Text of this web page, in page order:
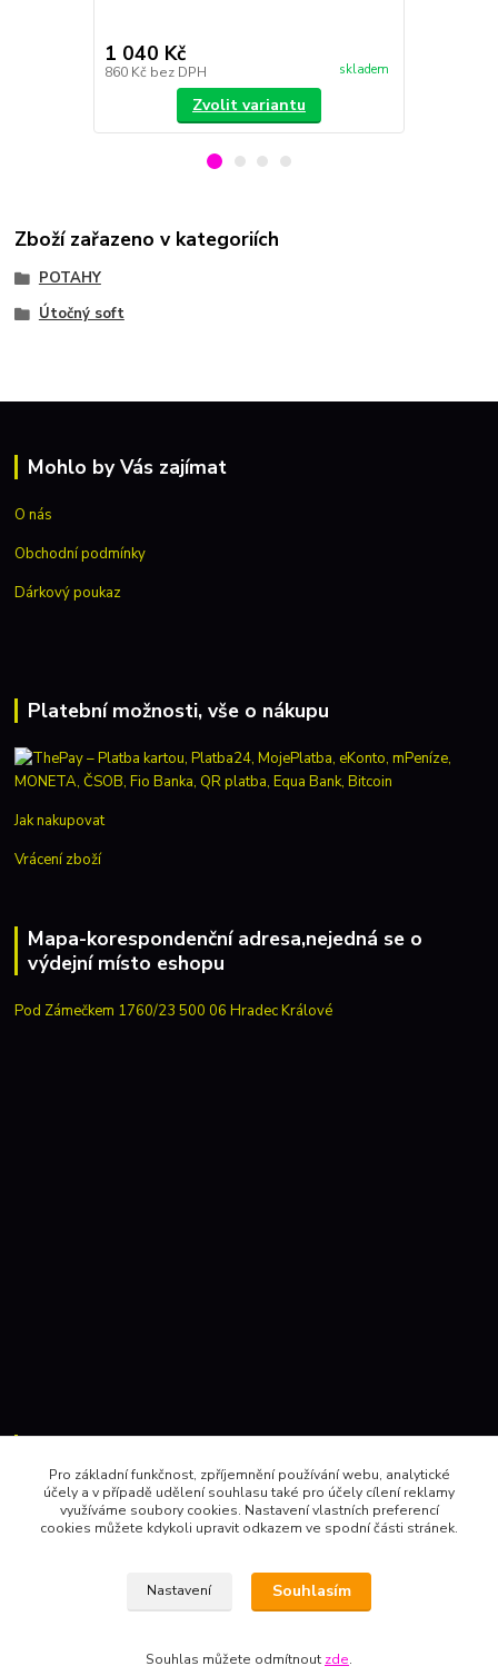
1 040 Kč
860 Kč bez DPH skladem
Zvolit variantu
Zboží zařazeno v kategoriích
POTAHY
Útočný soft
Mohlo by Vás zajímat
O nás
Obchodní podmínky
Dárkový poukaz
Platební možnosti, vše o nákupu
Jak nakupovat
Vrácení zboží
Mapa-korespondenční adresa,nejedná se o
výdejní místo eshopu
Pod Zámečkem 1760/23 500 06 Hradec Králové
604 157410 , 602 345528
Pro základní funkčnost, zpříjemnění používání webu, analytické
účely a v případě udělení souhlasu také pro účely cílení reklamy
využíváme soubory cookies. Nastavení vlastních preferencí
cookies můžete kdykoli upravit odkazem ve spodní části stránek.
Nastavení Souhlasím
Souhlas můžete odmítnout zde.